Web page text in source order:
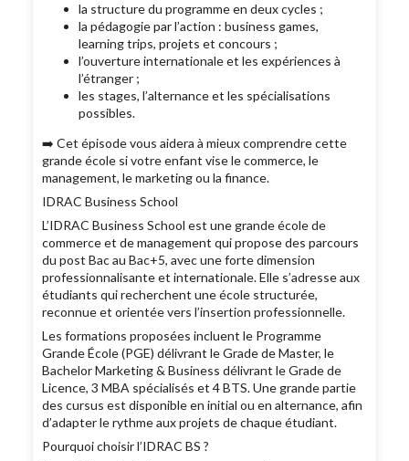
la structure du programme en deux cycles ;
la pédagogie par l’action : business games,
learning trips, projets et concours ;
l’ouverture internationale et les expériences à
l’étranger ;
les stages, l’alternance et les spécialisations
possibles.
➡️ Cet épisode vous aidera à mieux comprendre cette
grande école si votre enfant vise le commerce, le
management, le marketing ou la finance.
IDRAC Business School
L’IDRAC Business School est une grande école de
commerce et de management qui propose des parcours
du post Bac au Bac+5, avec une forte dimension
professionnalisante et internationale. Elle s’adresse aux
étudiants qui recherchent une école structurée,
reconnue et orientée vers l’insertion professionnelle.
Les formations proposées incluent le Programme
Grande École (PGE) délivrant le Grade de Master, le
Bachelor Marketing & Business délivrant le Grade de
Licence, 3 MBA spécialisés et 4 BTS. Une grande partie
des cursus est disponible en initial ou en alternance, afin
d’adapter le rythme aux projets de chaque étudiant.
Pourquoi choisir l’IDRAC BS ?